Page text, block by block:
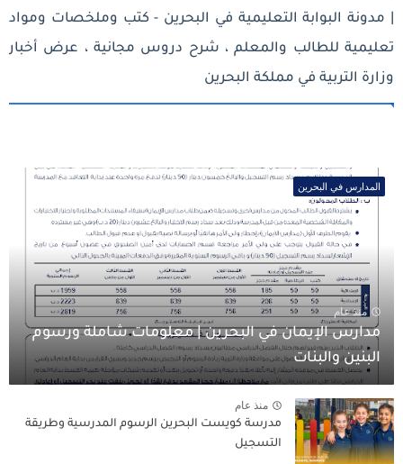
| مدونة البوابة التعليمية في البحرين - كتب وملخصات ومواد
تعليمية للطالب والمعلم ، شرح دروس مجانية ، عرض أخبار
وزارة التربية في مملكة البحرين
المدارس في البحرين
منذ عام
مدارس الإيمان في البحرين | معلومات شاملة ورسوم
البنين والبنات
منذ عام
مدرسة كويست البحرين الرسوم المدرسية وطريقة
التسجيل